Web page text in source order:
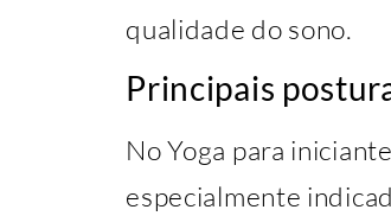
qualidade do sono.
Principais
No Yoga para
especialmente